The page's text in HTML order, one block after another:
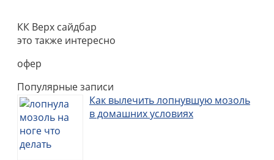
КК Верх сайдбар
это также интересно
офер
Популярные записи
Как вылечить лопнувшую мозоль
в домашних условиях